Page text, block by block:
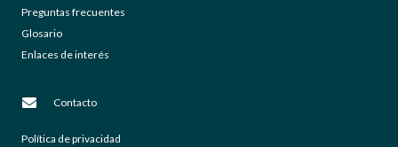
Preguntas frecuentes
Glosario
Enlaces de interés
Contacto
Política de privacidad